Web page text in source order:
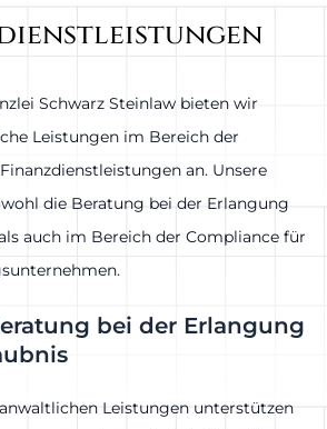
Schwarz Steinlaw bieten wir
Leistungen im Bereich der
an. Unsere
die Beratung bei der Erlangung
auch im Bereich der Compliance für
bei der Erlangung
Leistungen unterstützen